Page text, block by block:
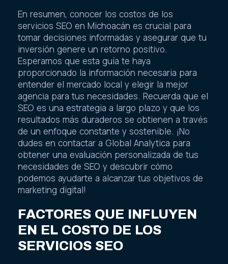
En resumen, conocer los costos de los
servicios SEO en Michoacán es crucial para
tomar decisiones informadas y asegurar que tu
inversión genere un retorno positivo.
Esperamos que esta guía te haya
proporcionado la información necesaria para
entender el mercado local y elegir la mejor
agencia para tus necesidades. Recuerda que el
SEO es una estrategia a largo plazo y que los
resultados más duraderos se obtienen a través
de un enfoque constante y sostenible. ¡No
dudes en contactar a Global Analytica para
obtener una evaluación personalizada de tus
necesidades de SEO y descubrir cómo
podemos ayudarte a alcanzar tus objetivos de
marketing digital!
FACTORES QUE INFLUYEN
EN EL COSTO DE LOS
SERVICIOS SEO